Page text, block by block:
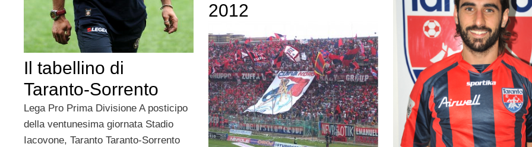
Il tabellino di
Taranto-Sorrento
Lega Pro Prima Divisione A posticipo
della ventunesima giornata Stadio
Iacovone, Taranto Taranto-Sorrento
2012